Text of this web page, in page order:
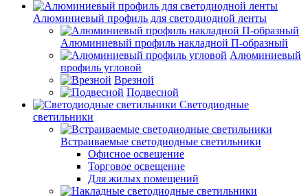
Алюминиевый профиль для светодиодной ленты
Алюминиевый профиль накладной П-образный
Алюминиевый
профиль угловой
Врезной
Подвесной
Светодиодные
светильники
Встраиваемые светодиодные светильники
Офисное освещение
Торговое освещение
Для жилых помещений